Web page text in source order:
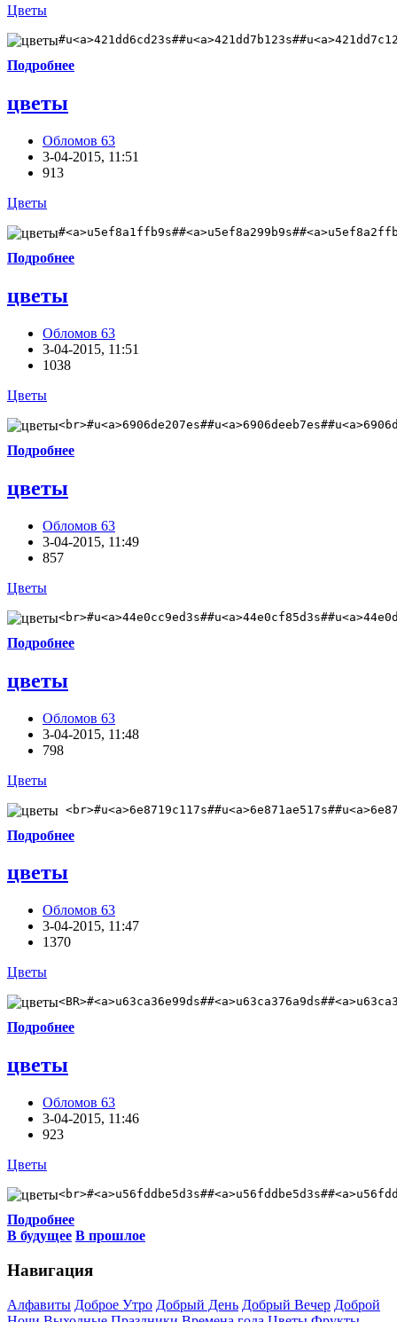
Цветы
Подробнее
цветы
Обломов 63
3-04-2015, 11:51
913
Цветы
Подробнее
цветы
Обломов 63
3-04-2015, 11:51
1038
Цветы
Подробнее
цветы
Обломов 63
3-04-2015, 11:49
857
Цветы
Подробнее
цветы
Обломов 63
3-04-2015, 11:48
798
Цветы
Подробнее
цветы
Обломов 63
3-04-2015, 11:47
1370
Цветы
Подробнее
цветы
Обломов 63
3-04-2015, 11:46
923
Цветы
Подробнее
В будущее В прошлое
Навигация
Алфавиты Доброе Утро Добрый День Добрый Вечер Доброй